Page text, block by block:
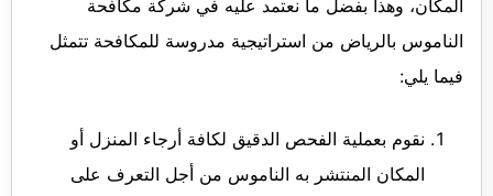
المكان، وهذا بفضل ما نعتمد عليه في شركة مكافحة
الناموس بالرياض من استراتيجية مدروسة للمكافحة تتمثل
فيما يلي:
نقوم بعملية الفحص الدقيق لكافة أرجاء المنزل أو
المكان المنتشر به الناموس من أجل التعرف على